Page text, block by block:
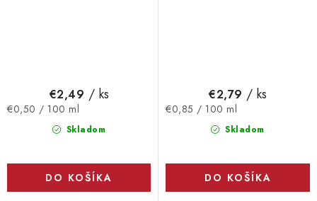
Skladom
€2,49 / ks
Jednotková
€0,50 / 100 ml
DO KOŠÍKA
Skladom
€2,79 / ks
Jednotková
€0,85 / 100 ml
DO KOŠÍKA